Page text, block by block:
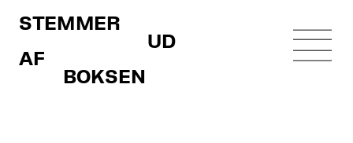
STEMMER
                             UD
AF
          BOKSEN